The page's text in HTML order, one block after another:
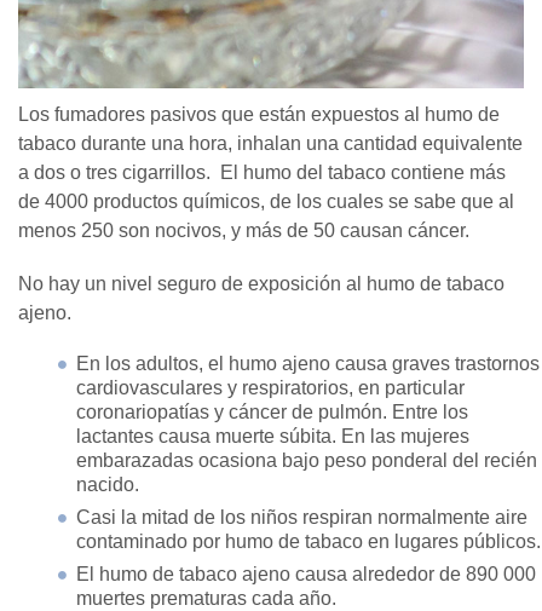
Los fumadores pasivos que están expuestos al humo de
tabaco durante una hora, inhalan una cantidad equivalente
a dos o tres cigarrillos. El humo del tabaco contiene más
de 4000 productos químicos, de los cuales se sabe que al
menos 250 son nocivos, y más de 50 causan cáncer.
No hay un nivel seguro de exposición al humo de tabaco
ajeno.
En los adultos, el humo ajeno causa graves trastornos
cardiovasculares y respiratorios, en particular
coronariopatías y cáncer de pulmón. Entre los
lactantes causa muerte súbita. En las mujeres
embarazadas ocasiona bajo peso ponderal del recién
nacido.
Casi la mitad de los niños respiran normalmente aire
contaminado por humo de tabaco en lugares públicos.
El humo de tabaco ajeno causa alrededor de 890 000
muertes prematuras cada año.